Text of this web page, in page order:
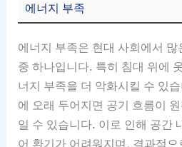
에너지 부족
에너지 부족은 현대 사회에서
중 하나입니다. 특히 침대 위에
너지 부족을 더 악화시킬 수 있
에 오래 두어지면 공기 흐름이
일 수 있습니다. 이로 인해 공간
어 환기가 어려워지며, 결과적